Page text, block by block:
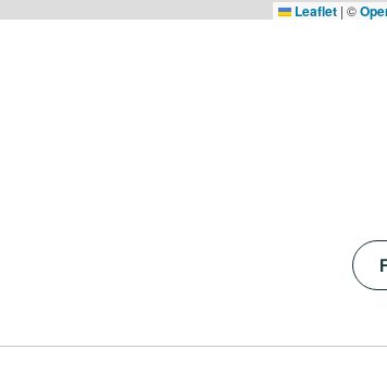
Leaflet | ©